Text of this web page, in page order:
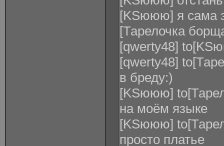
[KSююю] я сама
[Тарелочка
[qwerty48]
[qwerty48]
в бреду:)
[KSююю]
на моём языке
[KSююю]
просто платье